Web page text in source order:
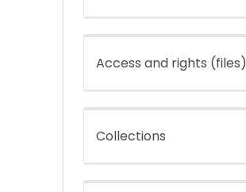
Access and rights (files)
Collections